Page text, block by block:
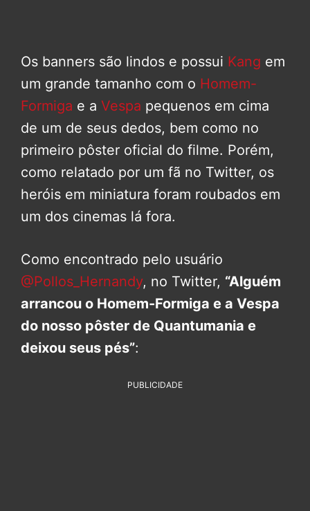
Os banners são lindos e possui Kang em
um grande tamanho com o Homem-
Formiga e a Vespa pequenos em cima
de um de seus dedos, bem como no
primeiro pôster oficial do filme. Porém,
como relatado por um fã no Twitter, os
heróis em miniatura foram roubados em
um dos cinemas lá fora.
Como encontrado pelo usuário
@Pollos_Hernandy, no Twitter, “Alguém
arrancou o Homem-Formiga e a Vespa
do nosso pôster de Quantumania e
deixou seus pés”:
PUBLICIDADE